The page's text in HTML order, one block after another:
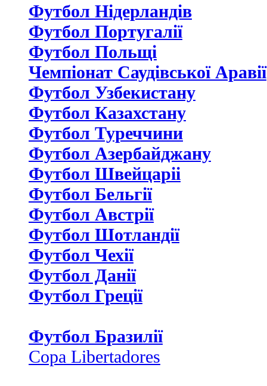
Футбол Нідерландiв
Футбол Португалії
Футбол Польщі
Чемпіонат Саудівської Аравії
Футбол Узбекистану
Футбол Казахстану
Футбол Туреччини
Футбол Азербайджану
Футбол Швейцаріі
Футбол Бельгії
Футбол Австрії
Футбол Шотландії
Футбол Чехії
Футбол Данії
Футбол Греції
Футбол Бразилії
Copa Libertadores